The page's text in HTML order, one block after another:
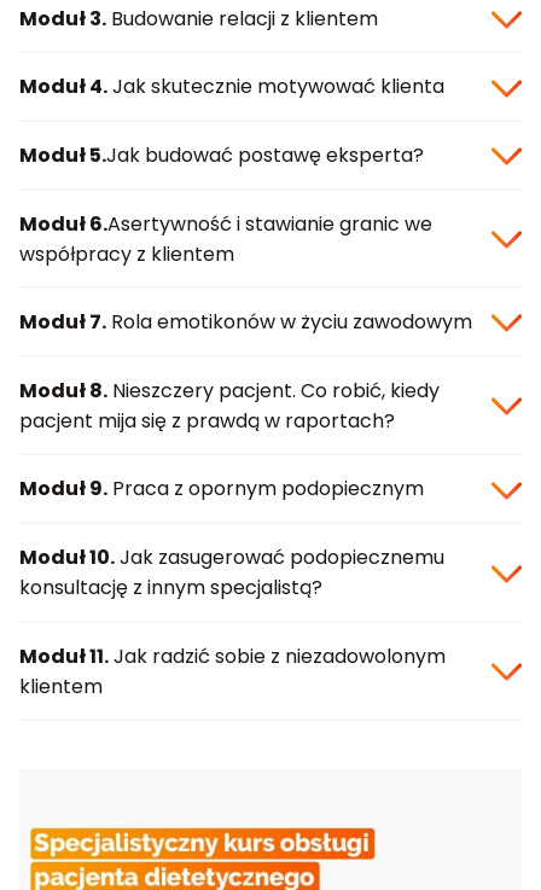
Moduł 3. Budowanie relacji z klientem
Moduł 4.Jak skutecznie motywować klienta
Moduł 5.Jak budować postawę eksperta?
Moduł 6.Asertywność i stawianie granic we
współpracy z klientem
Moduł 7. Rola emotikonów w życiu zawodowym
Moduł 8. Nieszczery pacjent. Co robić, kiedy
pacjent mija się z prawdą w raportach?
Moduł 9. Praca z opornym podopiecznym
Moduł 10.Jak zasugerować podopiecznemu
konsultację z innym specjalistą?
Moduł 11.Jak radzić sobie z niezadowolonym
klientem